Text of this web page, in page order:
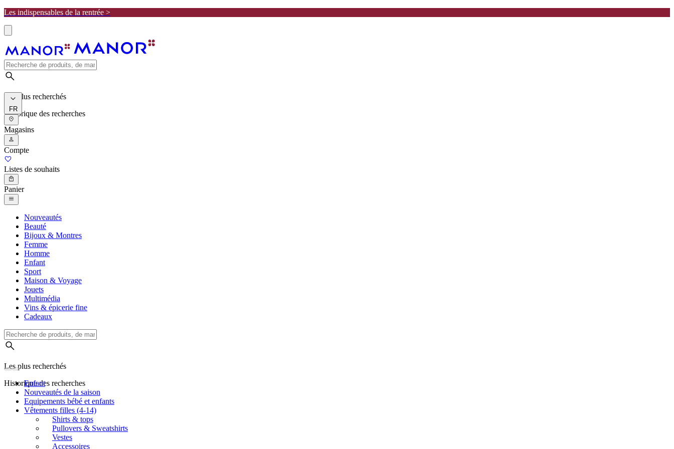
Les indispensables de la rentrée >
Les plus recherchés
Historique des recherches
FR
Magasins
Compte
Listes de souhaits
Panier
Nouveautés
Beauté
Bijoux & Montres
Femme
Homme
Enfant
Sport
Maison & Voyage
Jouets
Multimédia
Vins & épicerie fine
Cadeaux
Les plus recherchés
Historique des recherches
Enfant
Nouveautés de la saison
Equipements bébé et enfants
Vêtements filles (4-14)
Shirts & tops
Pullovers & Sweatshirts
Vestes
Accessoires